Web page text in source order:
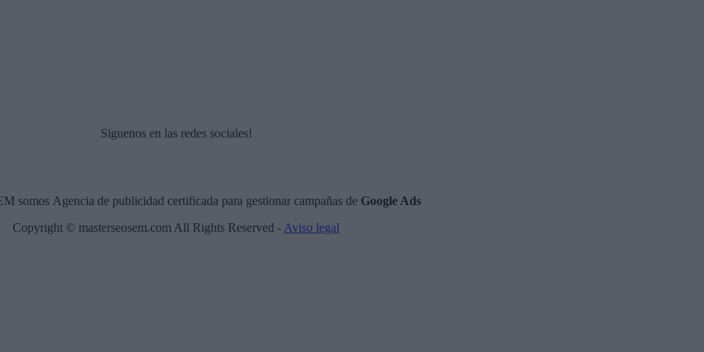
Siguenos en las redes sociales!
somos Agencia de publicidad certificada para gestionar campañas de Google Ads
Copyright © masterseosem.com All Rights Reserved -Aviso legal